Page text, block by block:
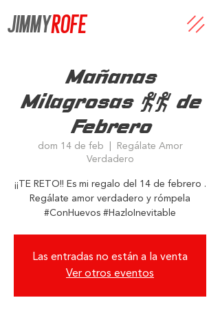
JIMMYROFE
Mañanas
Milagrosas 14 de
Febrero
dom 14 de feb
Regálate Amor
Verdadero
¡¡TE RETO!! Es mi regalo del 14 de febrero .
Regálate amor verdadero y rómpela
#ConHuevos #HazloInevitable
Las entradas no están a la venta
Ver otros eventos